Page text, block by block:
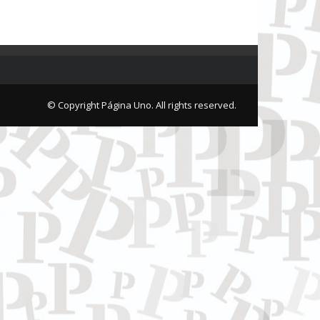
© Copyright Página Uno. All rights reserved.